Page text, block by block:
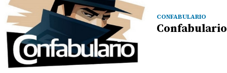
CONFABULARIO
Confabulario